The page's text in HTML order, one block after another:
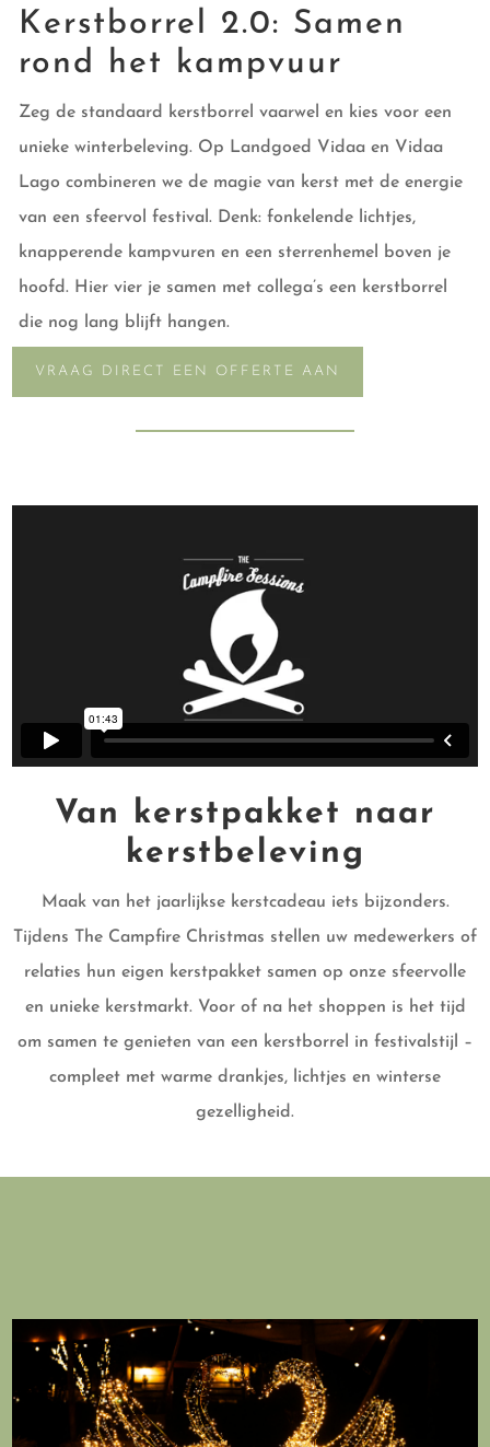
Kerstborrel 2.0: Samen
rond het kampvuur
Zeg de standaard kerstborrel vaarwel en kies voor een
unieke winterbeleving. Op Landgoed Vidaa en Vidaa
Lago combineren we de magie van kerst met de energie
van een sfeervol festival. Denk: fonkelende lichtjes,
knapperende kampvuren en een sterrenhemel boven je
hoofd. Hier vier je samen met collega’s een kerstborrel
die nog lang blijft hangen.
VRAAG DIRECT EEN OFFERTE AAN
Van kerstpakket naar
kerstbeleving
Maak van het jaarlijkse kerstcadeau iets bijzonders.
Tijdens The Campfire Christmas stellen uw medewerkers of
relaties hun eigen kerstpakket samen op onze sfeervolle
en unieke kerstmarkt. Voor of na het shoppen is het tijd
om samen te genieten van een kerstborrel in festivalstijl –
compleet met warme drankjes, lichtjes en winterse
gezelligheid.